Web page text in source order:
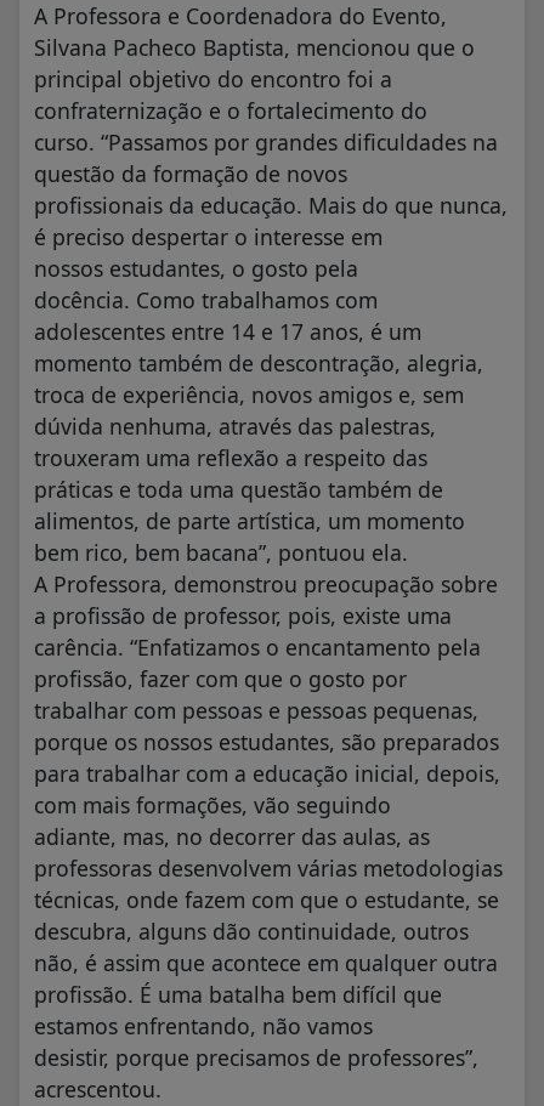
A Professora e Coordenadora do Evento,
Silvana Pacheco Baptista, mencionou que o
principal objetivo do encontro foi a
confraternização e o fortalecimento do
curso. “Passamos por grandes dificuldades na
questão da formação de novos
profissionais da educação. Mais do que nunca,
é preciso despertar o interesse em
nossos estudantes, o gosto pela
docência. Como trabalhamos com
adolescentes entre 14 e 17 anos, é um
momento também de descontração, alegria,
troca de experiência, novos amigos e, sem
dúvida nenhuma, através das palestras,
trouxeram uma reflexão a respeito das
práticas e toda uma questão também de
alimentos, de parte artística, um momento
bem rico, bem bacana”, pontuou ela.
A Professora, demonstrou preocupação sobre
a profissão de professor, pois, existe uma
carência. “Enfatizamos o encantamento pela
profissão, fazer com que o gosto por
trabalhar com pessoas e pessoas pequenas,
porque os nossos estudantes, são preparados
para trabalhar com a educação inicial, depois,
com mais formações, vão seguindo
adiante, mas, no decorrer das aulas, as
professoras desenvolvem várias metodologias
técnicas, onde fazem com que o estudante, se
descubra, alguns dão continuidade, outros
não, é assim que acontece em qualquer outra
profissão. É uma batalha bem difícil que
estamos enfrentando, não vamos
desistir, porque precisamos de professores”,
acrescentou.